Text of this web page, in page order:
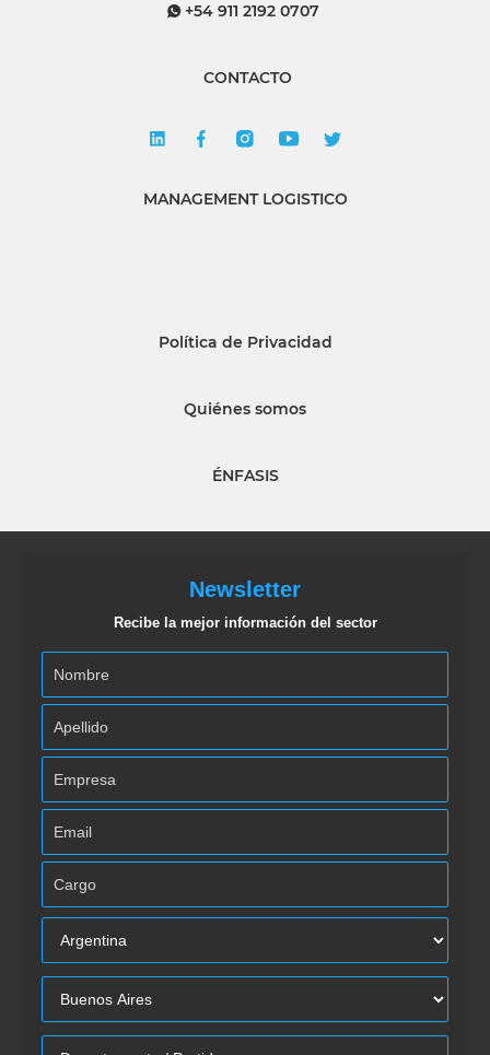
+54 911 2192 0707
CONTACTO
MANAGEMENT LOGISTICO
Política de Privacidad
Quiénes somos
ÉNFASIS
Newsletter
Recibe la mejor información del sector